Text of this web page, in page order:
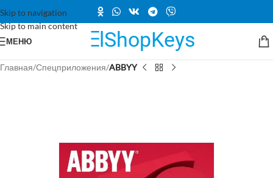
Skip to navigation
Skip to main content
МЕНЮ
Главная Спецприложения ABBYY